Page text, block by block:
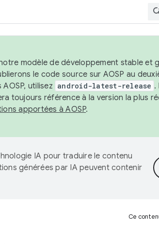
modèle de développement stable et
le code source sur AOSP au
utilisez android-latest-release .
toujours référence à la version la plus
apportées à AOSP.
IA pour traduire le contenu
générées par IA peuvent contenir
Ce